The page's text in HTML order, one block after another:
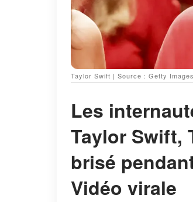
Taylor Swift | Source : Getty Images
Les
Taylor Swift,
brisé
Vidéo virale